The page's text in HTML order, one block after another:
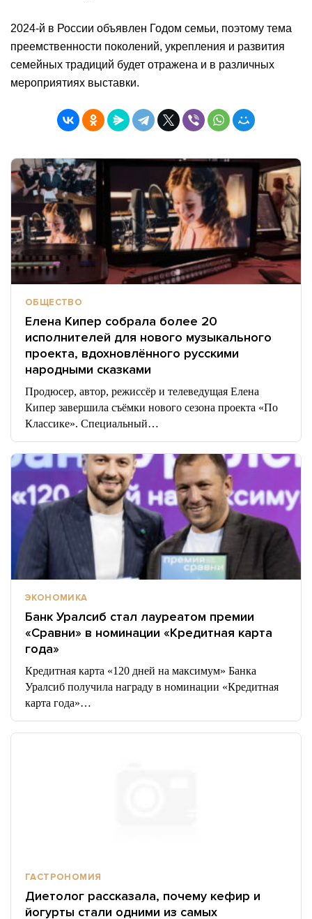
2024-й в России объявлен Годом семьи, поэтому тема
преемственности поколений, укрепления и развития
семейных традиций будет отражена и в различных
мероприятиях выставки.
ОБЩЕСТВО
Елена Кипер собрала более 20
исполнителей для нового музыкального
проекта, вдохновлённого русскими
народными сказками
Продюсер, автор, режиссёр и телеведущая Елена
Кипер завершила съёмки нового сезона проекта «По
Классике». Специальный…
ЭКОНОМИКА
Банк Уралсиб стал лауреатом премии
«Сравни» в номинации «Кредитная карта
года»
Кредитная карта «120 дней на максимум» Банка
Уралсиб получила награду в номинации «Кредитная
карта года»…
ГАСТРОНОМИЯ
Диетолог рассказала, почему кефир и
йогурты стали одними из самых